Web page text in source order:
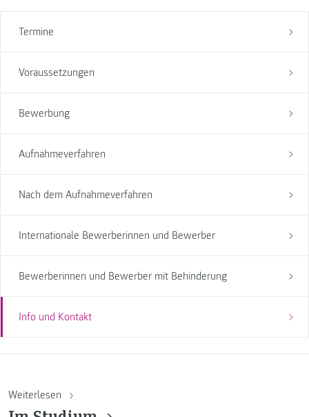
Termine
Voraussetzungen
Bewerbung
Aufnahmeverfahren
Nach dem Aufnahmeverfahren
Internationale Bewerberinnen und Bewerber
Bewerberinnen und Bewerber mit Behinderung
Info und Kontakt
Weiterlesen